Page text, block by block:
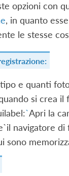
opzioni con
, in quanto
le stesse
e quanti
si crea il
`Apri la
navigatore di
sono